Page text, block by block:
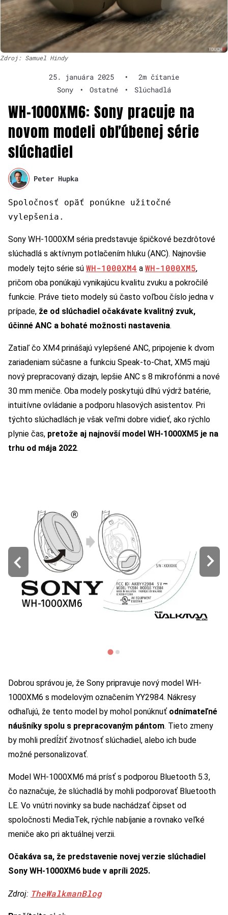
Zdroj: Samuel Hindy
25. januára 2025 •
2m čítanie
Sony
• Ostatné • Slúchadlá
WH-1000XM6: Sony pracuje na
novom modeli obľúbenej série
slúchadiel
Peter Hupka
Spoločnosť opäť ponúkne užitočné
vylepšenia.
Sony WH-1000XM séria predstavuje špičkové bezdrôtové
slúchadlá s aktívnym potlačením hluku (ANC). Najnovšie
modely tejto série sú WH-1000XM4 a WH-1000XM5,
pričom oba ponúkajú vynikajúcu kvalitu zvuku a pokročilé
funkcie. Práve tieto modely sú často voľbou číslo jedna v
prípade, že od slúchadiel očakávate kvalitný zvuk,
účinné ANC a bohaté možnosti nastavenia.
Zatiaľ čo XM4 prinášajú vylepšené ANC, pripojenie k dvom
zariadeniam súčasne a funkciu Speak-to-Chat, XM5 majú
nový prepracovaný dizajn, lepšie ANC s 8 mikrofónmi a nové
30 mm meniče. Oba modely poskytujú dlhú výdrž batérie,
intuitívne ovládanie a podporu hlasových asistentov. Pri
týchto slúchadlách je však veľmi dobre vidieť, ako rýchlo
plynie čas, pretože aj najnovší model WH-1000XM5 je na
trhu od mája 2022.
Dobrou správou je, že Sony pripravuje nový model WH-
1000XM6 s modelovým označením YY2984. Nákresy
odhaľujú, že tento model by mohol ponúknuť odnímateľné
náušníky spolu s prepracovaným pántom. Tieto zmeny
by mohli predĺžiť životnosť slúchadiel, alebo ich bude
možné personalizovať.
Model WH-1000XM6 má prísť s podporou Bluetooth 5.3,
čo naznačuje, že slúchadlá by mohli podporovať Bluetooth
LE. Vo vnútri novinky sa bude nachádzať čipset od
spoločnosti MediaTek, rýchle nabíjanie a rovnako veľké
meniče ako pri aktuálnej verzii.
Očakáva sa, že predstavenie novej verzie slúchadiel
Sony WH-1000XM6 bude v apríli 2025.
Zdroj: TheWalkmanBlog